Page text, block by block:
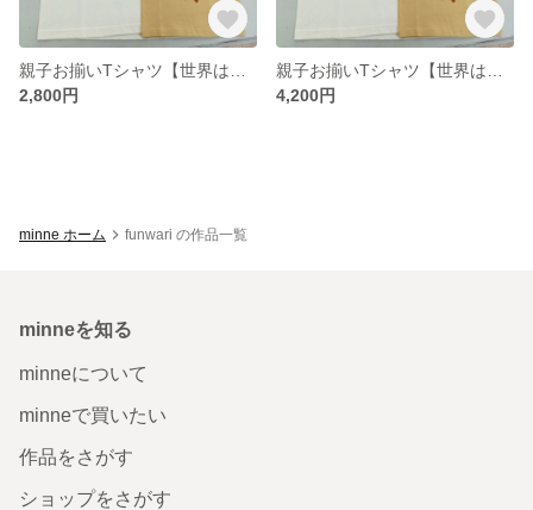
2,800円
4,200円
minne ホーム funwari の作品一覧
minneを知る
minneについて
minneで買いたい
作品をさがす
ショップをさがす